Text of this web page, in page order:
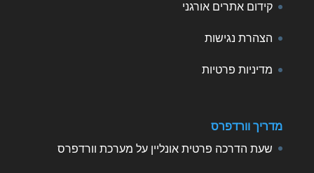
קידום אתרים אורגני
הצהרת נגישות
מדיניות פרטיות
מדריך וורדפרס
שעת הדרכה פרטית אונליין על מערכת וורדפרס